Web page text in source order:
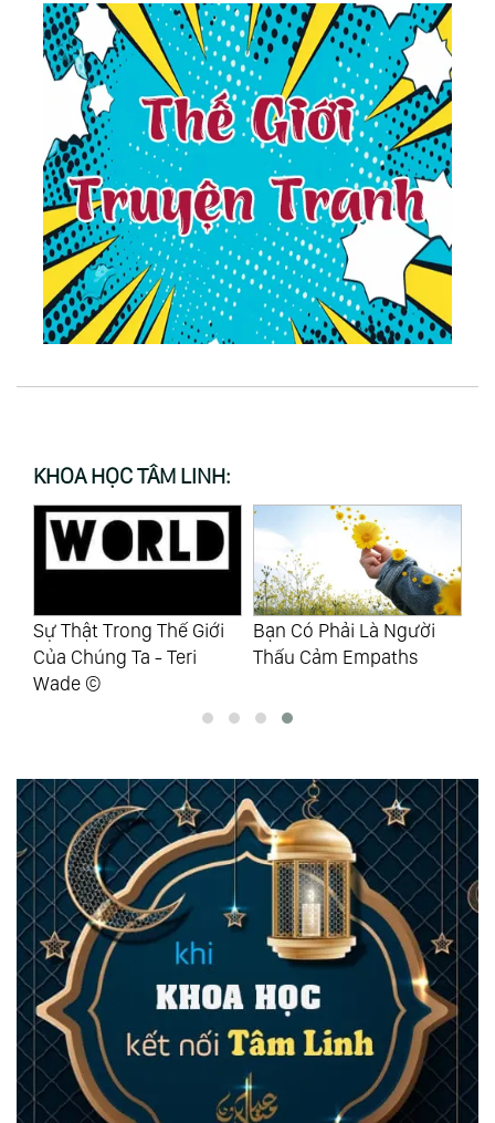
KHOA HỌC TÂM LINH:
Sự Thật Trong Thế Giới
Của Chúng Ta - Teri
Wade ©
Bạn Có Phải Là Người
Thấu Cảm Empaths